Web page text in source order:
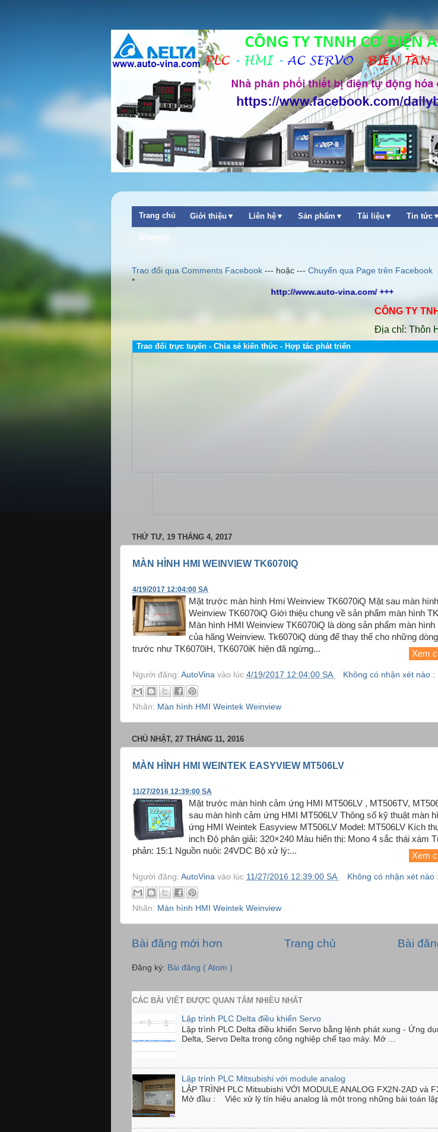
Trang chủ Giới thiệu▼ Liên hệ▼ Sản phẩm▼ Tài liệu▼ Tin tức▼
Sitemap
Trao đổi qua Comments Facebook --- hoặc --- Chuyển qua Page trên Facebook
*
http://www.dailybientandelta.com/ +++ http://www.auto-vina.com/ +++
CÔNG TY TNHH
Địa chỉ: Thôn Hạ,
Trao đổi trực tuyến - Chia sẻ kiến thức - Hợp tác phát triển
THỨ TƯ, 19 THÁNG 4, 2017
MÀN HÌNH HMI WEINVIEW TK6070IQ
4/19/2017 12:04:00 SA
Mặt trước màn hình Hmi Weinview TK6070iQ Mặt sau màn
Weinview TK6070iQ Giới thiệu chung về sản phẩm màn hình
Màn hình HMI Weinview TK6070iQ là dòng sản phẩm màn
của hãng Weinview. Tk6070iQ dùng để thay thế cho những
trước như TK6070iH, TK6070iK hiện đã ngừng...
Xem
Người đăng: AutoVina vào lúc 4/19/2017 12:04:00 SA Không có nhận xét nào :
Nhãn: Màn hình HMI Weintek Weinview
CHỦ NHẬT, 27 THÁNG 11, 2016
MÀN HÌNH HMI WEINTEK EASYVIEW MT506LV
11/27/2016 12:39:00 SA
Mặt trước màn hình cảm ứng HMI MT506LV , MT506TV,
sau màn hình cảm ứng HMI MT506LV Thông số kỹ thuật màn
ứng HMI Weintek Easyview MT506LV Model: MT506LV Kích
inch Độ phân giải: 320×240 Màu hiển thị: Mono 4 sắc thái xám
phản: 15:1 Nguồn nuôi: 24VDC Bộ xử lý:...
Xem
Người đăng: AutoVina vào lúc 11/27/2016 12:39:00 SA Không có nhận xét nào :
Nhãn: Màn hình HMI Weintek Weinview
Bài đăng mới hơn Bài
Trang chủ
Đăng ký: Bài đăng ( Atom )
CÁC BÀI VIẾT ĐƯỢC QUAN TÂM NHIỀU NHẤT
Lập trình PLC Delta điều khiển Servo
Lập trình PLC Delta điều khiển Servo bằng lệnh phát xung - Ứng
Delta, Servo Delta trong công nghiệp chế tạo máy. Mở ...
Lập trình PLC Mitsubishi với module analog
LẬP TRÌNH PLC Mitsubishi VỚI MODULE ANALOG FX2N-2AD và
Mở đầu : Việc xử lý tín hiệu analog là một trong những bài toán
++ Chào mừng quý khách ghé